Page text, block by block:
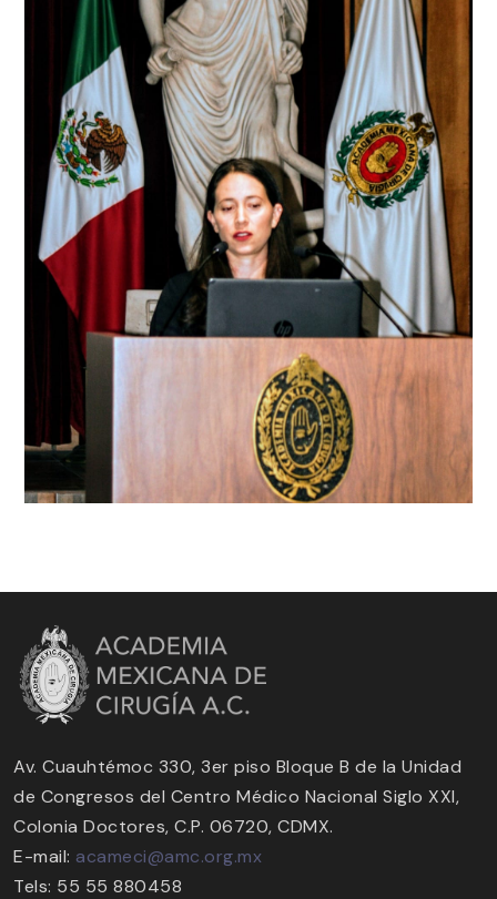
Av. Cuauhtémoc 330, 3er piso Bloque B de la Unidad
de Congresos del Centro Médico Nacional Siglo XXI,
Colonia Doctores, C.P. 06720, CDMX.
E-mail: acameci@amc.org.mx
Tels: 55 55 880458